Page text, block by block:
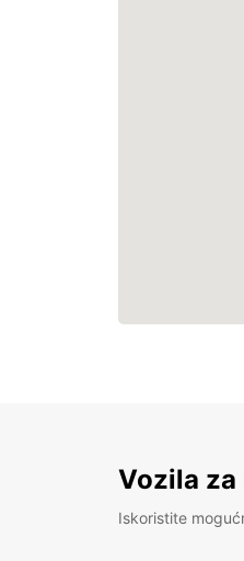
Vozila za
Iskoristite